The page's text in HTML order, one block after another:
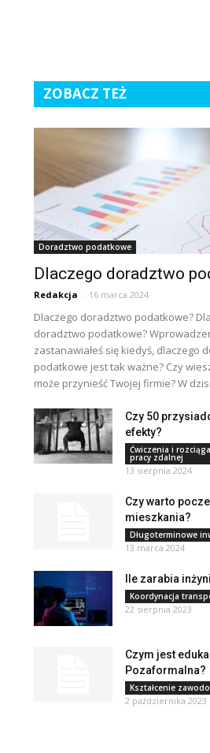
ZOBACZ TEŻ
Doradztwo podatkowe
Dlaczego doradztwo
Redakcja - 16 marca 2024
Dlaczego doradztwo podatkowe?
doradztwo podatkowe?
zastanawiałeś się kiedyś, dlaczego
podatkowe jest tak ważne? Czy
może przynieść Twojej firmie? W
Czy 50
efekty?
Ćwiczenia i
pracy zdalnej
13 sierpnia 2024
Czy warto
mieszkania?
Długoterminowe
13 marca 2024
Ile zarabia
Koordynacja
22 sierpnia 2023
Czym jest
Pozaformalna?
Kształcenie
2 października 2023